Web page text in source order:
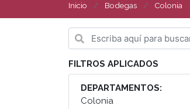
Inicio Bodegas Colonia
FILTROS APLICADOS
DEPARTAMENTOS:
Colonia